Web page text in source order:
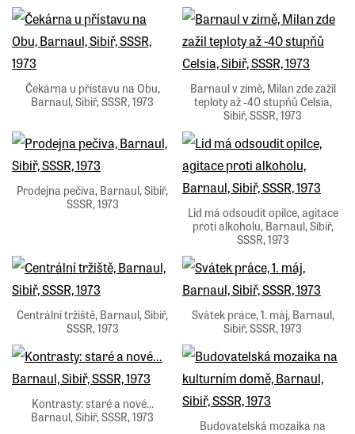
Čekárna u přístavu na Obu,
Barnaul, Sibiř, SSSR, 1973
Barnaul v zimě, Milan zde zažil
teploty až -40 stupňů Celsia,
Sibiř, SSSR, 1973
Prodejna pečiva, Barnaul, Sibiř,
SSSR, 1973
Lid má odsoudit opilce, agitace
proti alkoholu, Barnaul, Sibiř,
SSSR, 1973
Centrální tržiště, Barnaul, Sibiř,
SSSR, 1973
Svátek práce, 1. máj, Barnaul,
Sibiř, SSSR, 1973
Kontrasty: staré a nové...
Barnaul, Sibiř, SSSR, 1973
Budovatelská mozaika na